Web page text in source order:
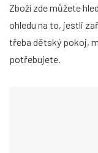
Zboží zde můžete
ohledu na to, jestli
třeba dětský pokoj,
potřebujete.